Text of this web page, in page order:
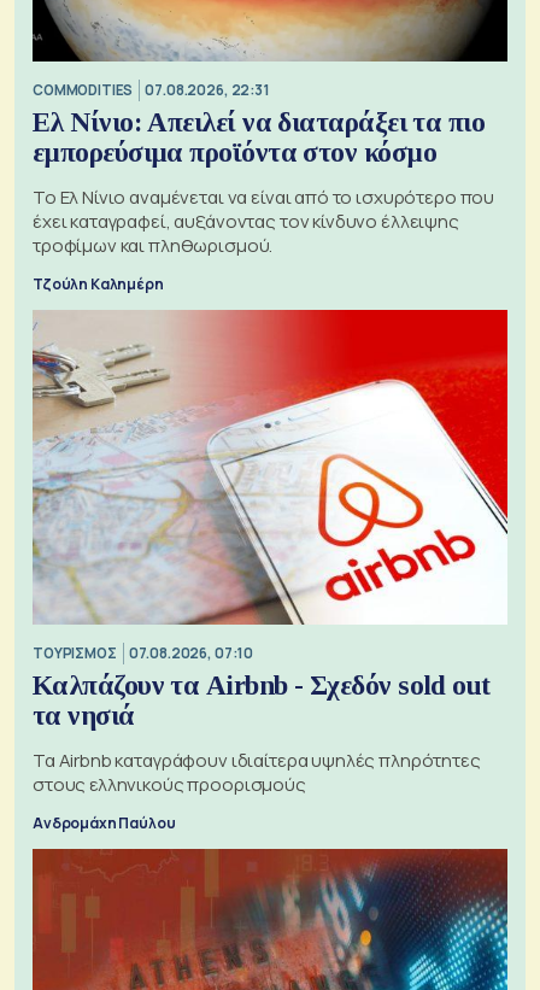
COMMODITIES 07.08.2026, 22:31
Ελ Νίνιο: Απειλεί να διαταράξει τα πιο
εμπορεύσιμα προϊόντα στον κόσμο
Το Ελ Νίνιο αναμένεται να είναι από το ισχυρότερο που
έχει καταγραφεί, αυξάνοντας τον κίνδυνο έλλειψης
τροφίμων και πληθωρισμού.
Τζούλη Καλημέρη
ΤΟΥΡΙΣΜΟΣ 07.08.2026, 07:10
Καλπάζουν τα Airbnb - Σχεδόν sold out
τα νησιά
Τα Airbnb καταγράφουν ιδιαίτερα υψηλές πληρότητες
στους ελληνικούς προορισμούς
Ανδρομάχη Παύλου